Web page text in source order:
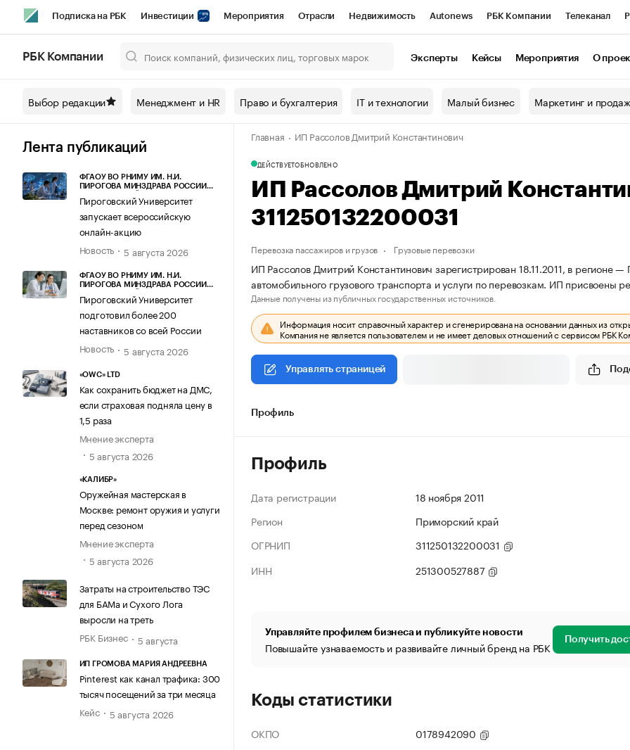
Подписка на РБК Инвестиции Мероприятия Отрасли Недвижимость Autonews РБК Компании Телеканал
Спецпроекты СПб Конференции СПб Спецпроекты Проверка контрагентов
Технологии и медиа Рынок наличной валюты
РБК Компании Эксперты Кейсы Мероприятия О
Выбор редакции Менеджмент и HR Право и бухгалтерия IT и технологии Малый бизнес Маркетинг и
Лента публикаций
ФГАОУ ВО РНИМУ ИМ. Н.И.
ПИРОГОВА МИНЗДРАВА РОССИИ
Пироговский Университет
запускает всероссийскую
онлайн-акцию
Новость
5 августа 2026
ФГАОУ ВО РНИМУ ИМ. Н.И.
ПИРОГОВА МИНЗДРАВА РОССИИ
Пироговский Университет
подготовил более 200
наставников со всей России
Новость
5 августа 2026
«OWC» LTD
Как сохранить бюджет на ДМС,
если страховая подняла цену в
1,5 раза
Мнение эксперта
5 августа 2026
«КАЛИБР»
Оружейная мастерская в
Москве: ремонт оружия и услуги
перед сезоном
Мнение эксперта
5 августа 2026
Затраты на строительство ТЭС
для БАМа и Сухого Лога
выросли на треть
РБК Бизнес
5 августа
ИП ГРОМОВА МАРИЯ АНДРЕЕВНА
Pinterest как канал трафика: 300
тысяч посещений за три месяца
Кейс
5 августа 2026
Главная ИП Рассолов Дмитрий Константинович
ДЕЙСТВУЕТОБНОВЛЕНО
ИП Рассолов Дмитрий
311250132200031
Перевозка пассажиров и грузов Грузовые перевозки
ИП Рассолов Дмитрий Константинович зарегистрирован 18.11.2011, в регионе
автомобильного грузового транспорта и услуги по перевозкам. ИП
Данные получены из публичных государственных источников.
Информация носит справочный характер и сгенерирована на основании данных из
Компания не является пользователем и не имеет деловых отношений с сервисом РБК
Управлять страницей
Профиль
Профиль
Дата регистрации
18 ноября 2011
Регион
Приморский край
ОГРНИП
311250132200031
ИНН
251300527887
Управляйте профилем бизнеса и публикуйте новости
Повышайте узнаваемость и развивайте личный бренд на РБК Получить
Коды статистики
ОКПО
0178942090